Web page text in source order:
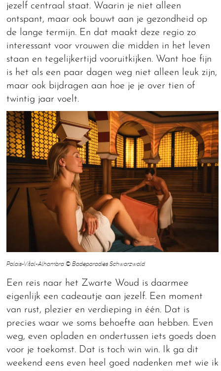
jezelf centraal staat. Waarin je niet alleen
ontspant, maar ook bouwt aan je gezondheid op
de lange termijn. En dat maakt deze regio zo
interessant voor vrouwen die midden in het leven
staan en tegelijkertijd vooruitkijken. Want hoe fijn
is het als een paar dagen weg niet alleen leuk zijn,
maar ook bijdragen aan hoe je je over tien of
twintig jaar voelt.
Palais-Vital-Alhambra © Badeparadies Schwarzwald
Een reis naar het Zwarte Woud is daarmee
eigenlijk een cadeautje aan jezelf. Een moment
van rust, plezier en verdieping in één. Dat is
precies waar we soms behoefte aan hebben. Even
weg, even opladen en ondertussen iets goeds doen
voor je toekomst. Dat is toch win win. Ik ga dit
weekend eens even heel goed nadenken met wie ik